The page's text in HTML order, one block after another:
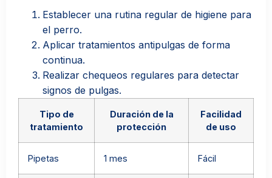
Establecer una rutina regular de higiene para
el perro.
Aplicar tratamientos antipulgas de forma
continua.
Realizar chequeos regulares para detectar
signos de pulgas.
Tipo de
tratamiento
Duración de la
protección
Facilidad
de uso
Pipetas 1 mes Fácil